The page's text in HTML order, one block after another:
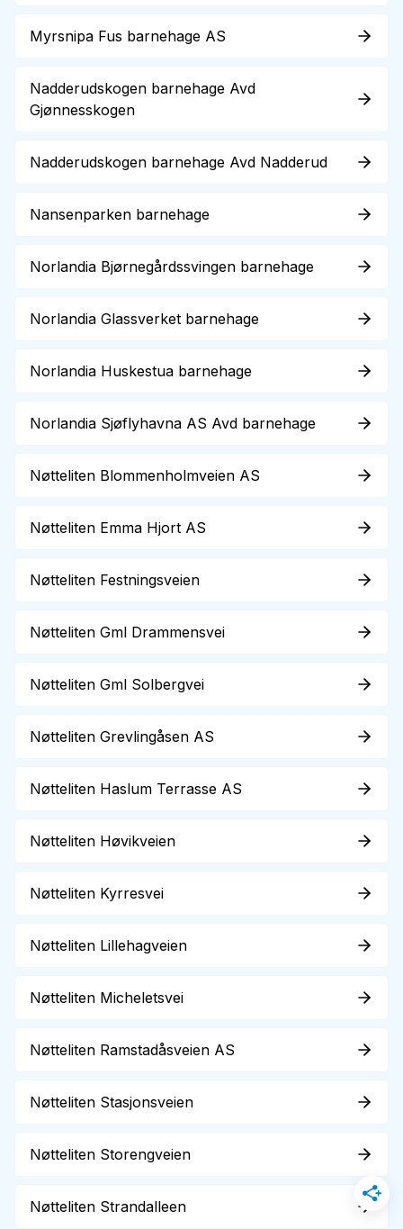
Myrsnipa Fus barnehage AS
Nadderudskogen barnehage Avd
Gjønnesskogen
Nadderudskogen barnehage Avd Nadderud
Nansenparken barnehage
Norlandia Bjørnegårdssvingen barnehage
Norlandia Glassverket barnehage
Norlandia Huskestua barnehage
Norlandia Sjøflyhavna AS Avd barnehage
Nøtteliten Blommenholmveien AS
Nøtteliten Emma Hjort AS
Nøtteliten Festningsveien
Nøtteliten Gml Drammensvei
Nøtteliten Gml Solbergvei
Nøtteliten Grevlingåsen AS
Nøtteliten Haslum Terrasse AS
Nøtteliten Høvikveien
Nøtteliten Kyrresvei
Nøtteliten Lillehagveien
Nøtteliten Micheletsvei
Nøtteliten Ramstadåsveien AS
Nøtteliten Stasjonsveien
Nøtteliten Storengveien
Nøtteliten Strandalleen